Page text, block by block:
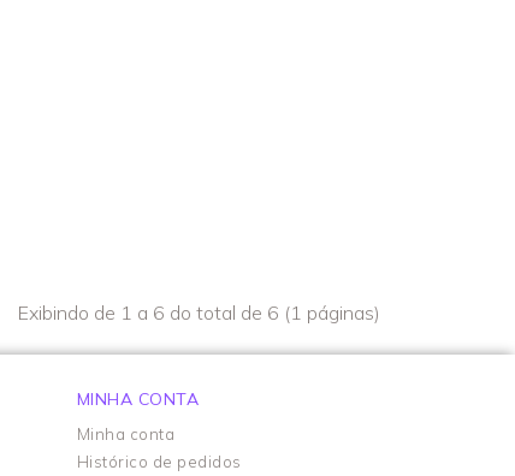
Exibindo de 1 a 6 do total de 6 (1 páginas)
MINHA CONTA
Minha conta
Histórico de pedidos